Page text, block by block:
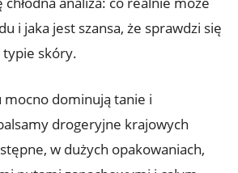
i jaka jest szansa, że sprawdzi się
skóry.
dominują tanie i
drogeryjne krajowych
w dużych opakowaniach,